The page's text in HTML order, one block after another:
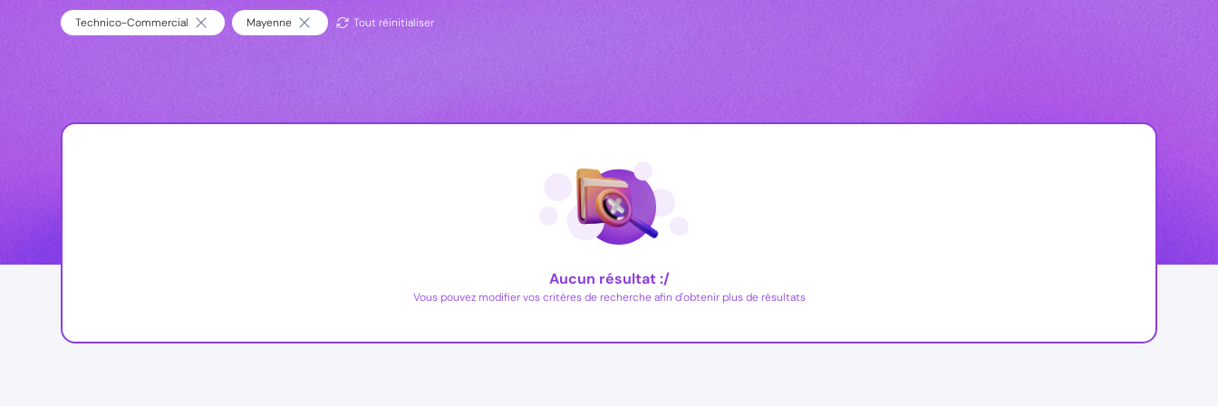
Technico-Commercial Mayenne Tout réinitialiser
Aucun résultat :/
Vous pouvez modifier vos critères de recherche afin d'obtenir plus de résultats